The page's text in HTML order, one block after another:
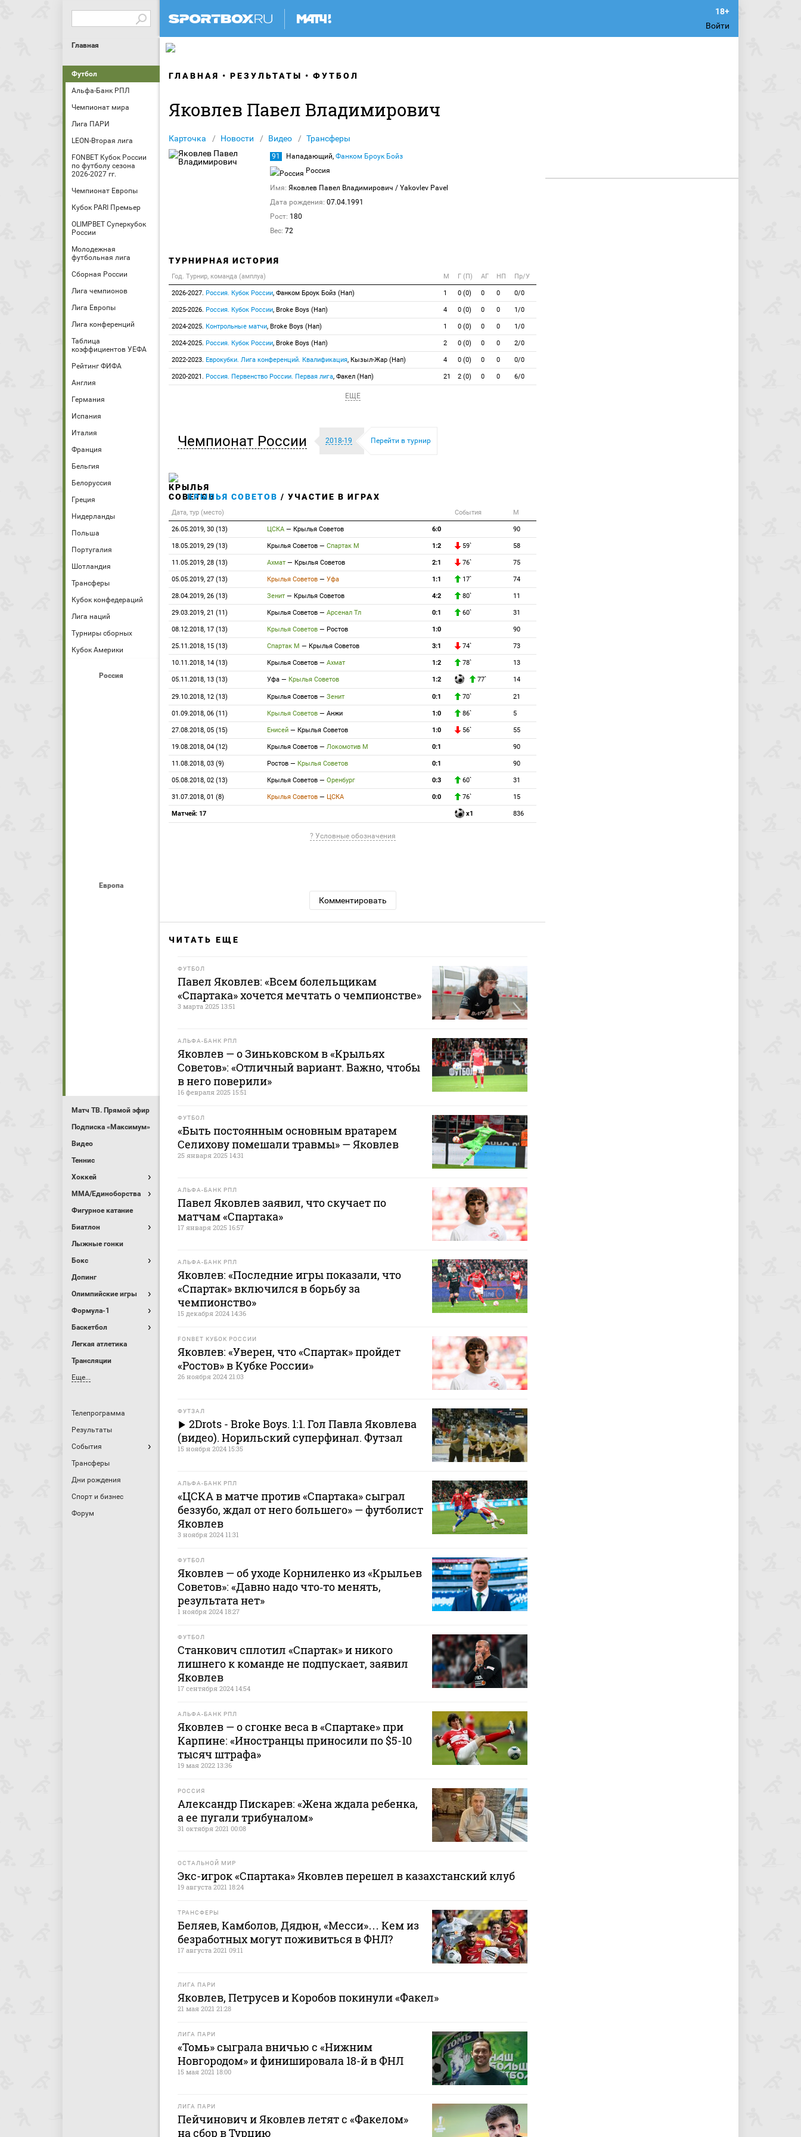
Войти
Главная
Футбол
Альфа-Банк РПЛ
Чемпионат мира
Лига ПАРИ
LEON-Вторая лига
FONBET Кубок России
по футболу сезона
2026-2027 гг.
Чемпионат Европы
Кубок PARI Премьер
OLIMPBET Суперкубок
России
Молодежная
футбольная лига
Сборная России
Лига чемпионов
Лига Европы
Лига конференций
Таблица
коэффициентов УЕФА
Рейтинг ФИФА
Англия
Германия
Испания
Италия
Франция
Бельгия
Белоруссия
Греция
Нидерланды
Польша
Португалия
Шотландия
Трансферы
Кубок конфедераций
Лига наций
Турниры сборных
Кубок Америки
Россия
Европа
Матч ТВ. Прямой эфир
Подписка «Максимум»
Видео
Теннис
Хоккей
MMA/Единоборства
Фигурное катание
Биатлон
Лыжные гонки
Бокс
Допинг
Олимпийские игры
Формула-1
Баскетбол
Легкая атлетика
Трансляции
Еще...
Телепрограмма
Результаты
События
Трансферы
Дни рождения
Спорт и бизнес
Форум
ГЛАВНАЯ РЕЗУЛЬТАТЫ ФУТБОЛ
Яковлев Павел Владимирович
Карточка Новости Видео Трансферы
91 Нападающий, Фанком Броук Бойз
Россия
Имя: Яковлев Павел Владимирович / Yakovlev Pavel
Дата рождения: 07.04.1991
Рост: 180
Вес: 72
ТУРНИРНАЯ ИСТОРИЯ
Год. Турнир, команда (амплуа) М Г (П) АГ НП Пр/У
2026-2027. Россия. Кубок России, Фанком Броук Бойз (Нап) 1 0 (0) 0 0 0/0
2025-2026. Россия. Кубок России, Broke Boys (Нап) 4 0 (0) 0 0 1/0
2024-2025. Контрольные матчи, Broke Boys (Нап) 1 0 (0) 0 0 1/0
2024-2025. Россия. Кубок России, Broke Boys (Нап) 2 0 (0) 0 0 2/0
2022-2023. Еврокубки. Лига конференций. Квалификация, Кызыл-Жар (Нап) 4 0 (0) 0 0 0/0
2020-2021. Россия. Первенство России. Первая лига, Факел (Нап) 21 2 (0) 0 0 6/0
ЕЩЕ
Чемпионат России 2018-19 Перейти в турнир
КРЫЛЬЯ СОВЕТОВ / УЧАСТИЕ В ИГРАХ
Дата, тур (место) События М
26.05.2019, 30 (13) ЦСКА — Крылья Советов 6:0 90
18.05.2019, 29 (13) Крылья Советов — Спартак М 1:2 59` 58
11.05.2019, 28 (13) Ахмат — Крылья Советов 2:1 76` 75
05.05.2019, 27 (13) Крылья Советов — Уфа 1:1 17` 74
28.04.2019, 26 (13) Зенит — Крылья Советов 4:2 80` 11
29.03.2019, 21 (11) Крылья Советов — Арсенал Тл 0:1 60` 31
08.12.2018, 17 (13) Крылья Советов — Ростов 1:0 90
25.11.2018, 15 (13) Спартак М — Крылья Советов 3:1 74` 73
10.11.2018, 14 (13) Крылья Советов — Ахмат 1:2 78` 13
05.11.2018, 13 (13) Уфа — Крылья Советов 1:2 77` 14
29.10.2018, 12 (13) Крылья Советов — Зенит 0:1 70` 21
01.09.2018, 06 (11) Крылья Советов — Анжи 1:0 86` 5
27.08.2018, 05 (15) Енисей — Крылья Советов 1:0 56` 55
19.08.2018, 04 (12) Крылья Советов — Локомотив М 0:1 90
11.08.2018, 03 (9) Ростов — Крылья Советов 0:1 90
05.08.2018, 02 (13) Крылья Советов — Оренбург 0:3 60` 31
31.07.2018, 01 (8) Крылья Советов — ЦСКА 0:0 76` 15
Матчей: 17 x1 836
? Условные обозначения
Комментировать
ЧИТАТЬ ЕЩЕ
ФУТБОЛ
Павел Яковлев: «Всем болельщикам
«Спартака» хочется мечтать о чемпионстве»
3 марта 2025 13:51
АЛЬФА-БАНК РПЛ
Яковлев — о Зиньковском в «Крыльях
Советов»: «Отличный вариант. Важно, чтобы
в него поверили»
16 февраля 2025 15:51
ФУТБОЛ
«Быть постоянным основным вратарем
Селихову помешали травмы» — Яковлев
25 января 2025 14:31
АЛЬФА-БАНК РПЛ
Павел Яковлев заявил, что скучает по
матчам «Спартака»
17 января 2025 16:57
АЛЬФА-БАНК РПЛ
Яковлев: «Последние игры показали, что
«Спартак» включился в борьбу за
чемпионство»
15 декабря 2024 14:36
FONBET КУБОК РОССИИ
Яковлев: «Уверен, что «Спартак» пройдет
«Ростов» в Кубке России»
26 ноября 2024 21:03
ФУТЗАЛ
2Drots - Broke Boys. 1:1. Гол Павла Яковлева
(видео). Норильский суперфинал. Футзал
15 ноября 2024 15:35
АЛЬФА-БАНК РПЛ
«ЦСКА в матче против «Спартака» сыграл
беззубо, ждал от него большего» — футболист
Яковлев
3 ноября 2024 11:31
ФУТБОЛ
Яковлев — об уходе Корниленко из «Крыльев
Советов»: «Давно надо что‑то менять,
результата нет»
1 ноября 2024 18:27
ФУТБОЛ
Станкович сплотил «Спартак» и никого
лишнего к команде не подпускает, заявил
Яковлев
17 сентября 2024 14:54
АЛЬФА-БАНК РПЛ
Яковлев — о сгонке веса в «Спартаке» при
Карпине: «Иностранцы приносили по $5-10
тысяч штрафа»
19 мая 2022 13:36
РОССИЯ
Александр Пискарев: «Жена ждала ребенка,
а ее пугали трибуналом»
31 октября 2021 00:08
ОСТАЛЬНОЙ МИР
Экс-игрок «Спартака» Яковлев перешел в казахстанский клуб
19 августа 2021 18:24
ТРАНСФЕРЫ
Беляев, Камболов, Дядюн, «Месси»… Кем из
безработных могут поживиться в ФНЛ?
17 августа 2021 09:11
ЛИГА ПАРИ
Яковлев, Петрусев и Коробов покинули «Факел»
21 мая 2021 21:28
ЛИГА ПАРИ
«Томь» сыграла вничью с «Нижним
Новгородом» и финишировала 18-й в ФНЛ
15 мая 2021 18:00
ЛИГА ПАРИ
Пейчинович и Яковлев летят с «Факелом»
на сбор в Турцию